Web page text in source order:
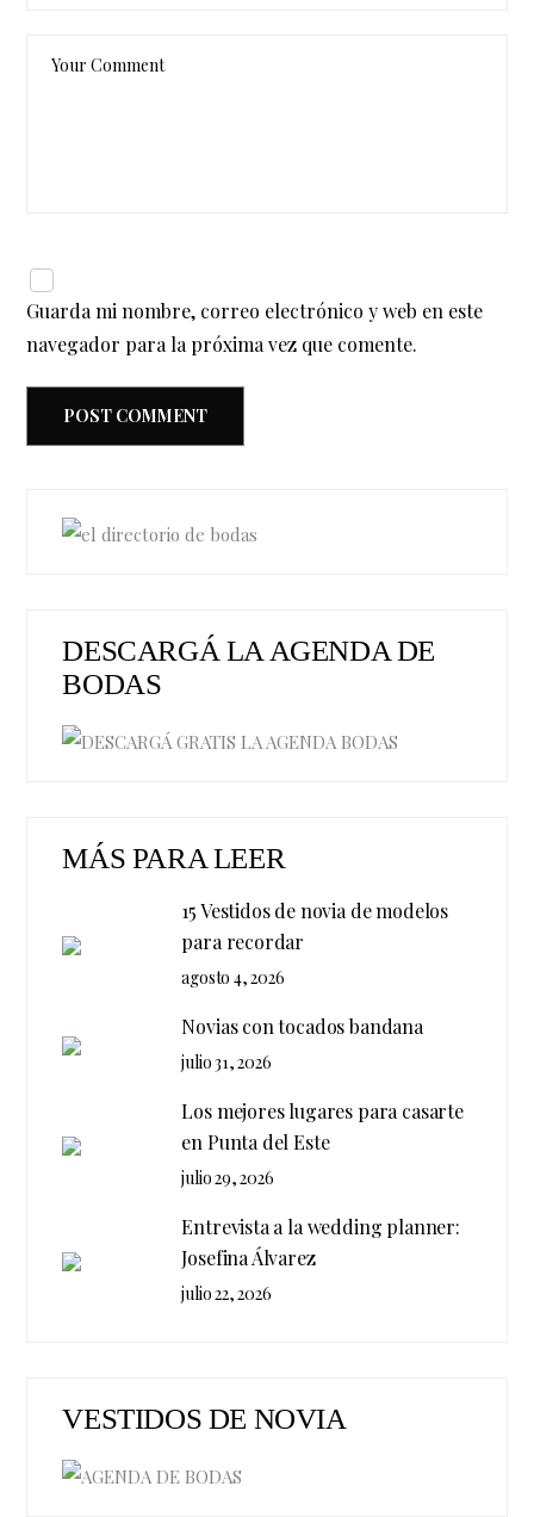
Guarda mi nombre, correo electrónico y web en este
navegador para la próxima vez que comente.
DESCARGÁ LA AGENDA DE
BODAS
MÁS PARA LEER
15 Vestidos de novia de modelos
para recordar
agosto 4, 2026
Novias con tocados bandana
julio 31, 2026
Los mejores lugares para casarte
en Punta del Este
julio 29, 2026
Entrevista a la wedding planner:
Josefina Álvarez
julio 22, 2026
VESTIDOS DE NOVIA